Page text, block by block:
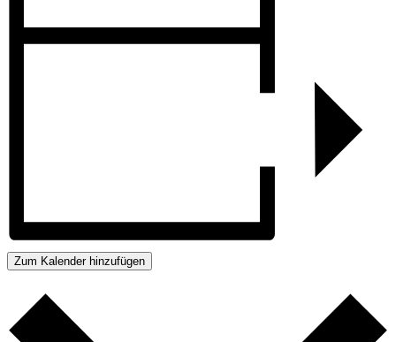
Zum Kalender hinzufügen